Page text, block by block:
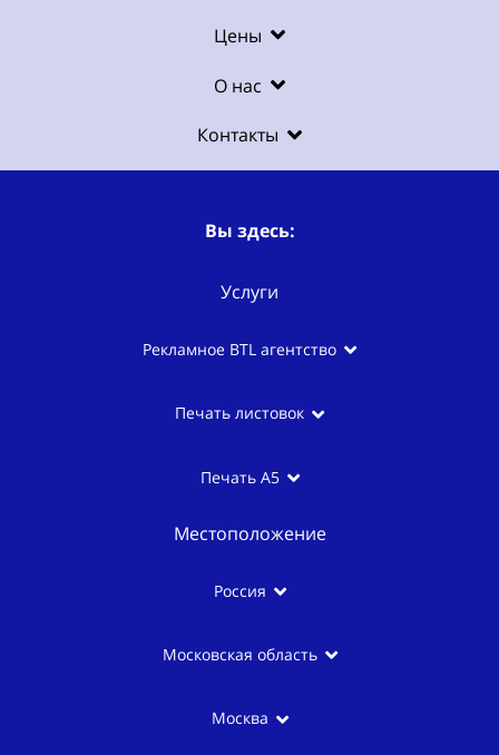
Цены
О нас
Контакты
Вы здесь:
Услуги
Рекламное BTL агентство
Печать листовок
Печать A5
Местоположение
Россия
Московская область
Москва